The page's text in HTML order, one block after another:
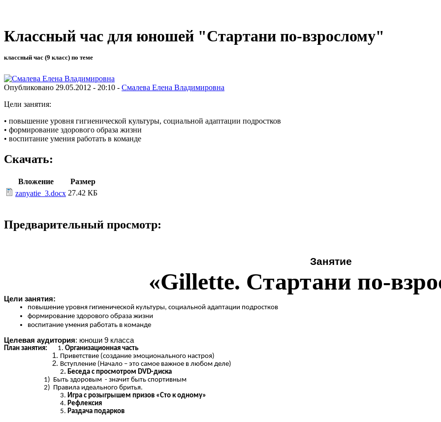
Классный час для юношей "Стартани по-взрослому"
классный час (9 класс) по теме
Опубликовано 29.05.2012 - 20:10 - Смалева Елена Владимировна
Цели занятия:
• повышение уровня гигиенической культуры, социальной адаптации подростков
• формирование здорового образа жизни
• воспитание умения работать в команде
Скачать:
Вложение
Размер
zanyatie_3.docx 27.42 КБ
Предварительный просмотр:
Занятие
«Gillette. Стартани по-
Цели занятия:
повышение уровня гигиенической культуры, социальной адаптации подростков
формирование здорового образа жизни
воспитание умения работать в команде
Целевая аудитория: юноши 9 класса
План занятия: 1. Организационная часть
Приветствие (создание эмоционального настроя)
Вступление (Начало – это самое важное в любом деле)
2. Беседа с просмотром DVD-диска
1) Быть здоровым - значит быть спортивным
2) Правила идеального бритья.
3. Игра с розыгрышем призов «Сто к одному»
4. Рефлексия
5. Раздача подарков